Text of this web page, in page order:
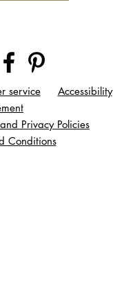
service
Accessibility
Privacy Policies
Conditions